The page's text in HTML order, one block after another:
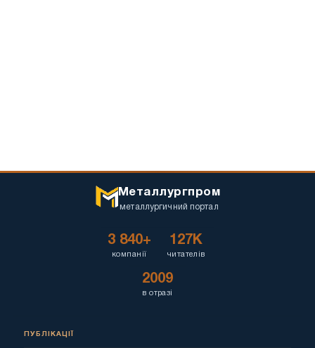
Металлургпром
металлургичний портал
3 840+
компанії
127K
читателів
2009
в отразі
ПУБЛІКАЦІЇ